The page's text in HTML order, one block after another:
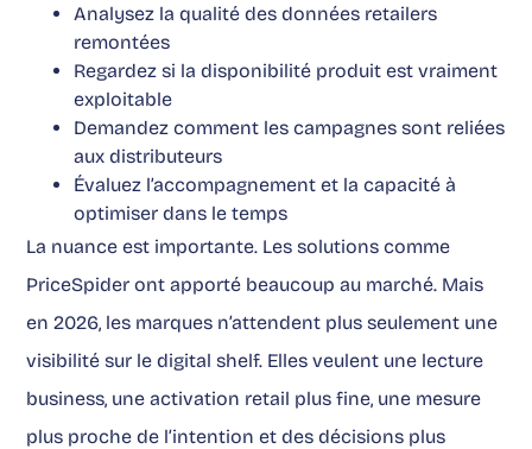
Analysez la qualité des données retailers
remontées
Regardez si la disponibilité produit est vraiment
exploitable
Demandez comment les campagnes sont reliées
aux distributeurs
Évaluez l’accompagnement et la capacité à
optimiser dans le temps
La nuance est importante. Les solutions comme
PriceSpider ont apporté beaucoup au marché. Mais
en 2026, les marques n’attendent plus seulement une
visibilité sur le digital shelf. Elles veulent une lecture
business, une activation retail plus fine, une mesure
plus proche de l’intention et des décisions plus